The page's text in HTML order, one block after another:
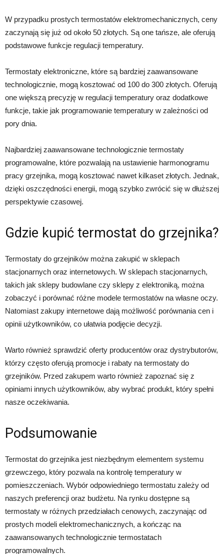
W przypadku prostych termostatów elektromechanicznych, ceny
zaczynają się już od około 50 złotych. Są one tańsze, ale oferują
podstawowe funkcje regulacji temperatury.
Termostaty elektroniczne, które są bardziej zaawansowane
technologicznie, mogą kosztować od 100 do 300 złotych. Oferują
one większą precyzję w regulacji temperatury oraz dodatkowe
funkcje, takie jak programowanie temperatury w zależności od
pory dnia.
Najbardziej zaawansowane technologicznie termostaty
programowalne, które pozwalają na ustawienie harmonogramu
pracy grzejnika, mogą kosztować nawet kilkaset złotych. Jednak,
dzięki oszczędności energii, mogą szybko zwrócić się w dłuższej
perspektywie czasowej.
Gdzie kupić termostat do grzejnika?
Termostaty do grzejników można zakupić w sklepach
stacjonarnych oraz internetowych. W sklepach stacjonarnych,
takich jak sklepy budowlane czy sklepy z elektroniką, można
zobaczyć i porównać różne modele termostatów na własne oczy.
Natomiast zakupy internetowe dają możliwość porównania cen i
opinii użytkowników, co ułatwia podjęcie decyzji.
Warto również sprawdzić oferty producentów oraz dystrybutorów,
którzy często oferują promocje i rabaty na termostaty do
grzejników. Przed zakupem warto również zapoznać się z
opiniami innych użytkowników, aby wybrać produkt, który spełni
nasze oczekiwania.
Podsumowanie
Termostat do grzejnika jest niezbędnym elementem systemu
grzewczego, który pozwala na kontrolę temperatury w
pomieszczeniach. Wybór odpowiedniego termostatu zależy od
naszych preferencji oraz budżetu. Na rynku dostępne są
termostaty w różnych przedziałach cenowych, zaczynając od
prostych modeli elektromechanicznych, a kończąc na
zaawansowanych technologicznie termostatach
programowalnych.